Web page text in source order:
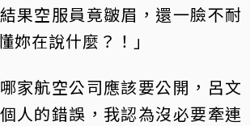
果空服員竟皺眉，還一臉不耐
妳在說什麼？！」
家航空公司應該要公開，呂文
人的錯誤，我認為沒必要牽連